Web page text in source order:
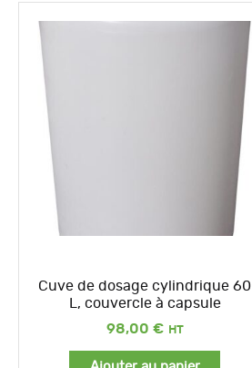
Cuve de dosage cylindrique 60
L, couvercle à capsule
98,00 €